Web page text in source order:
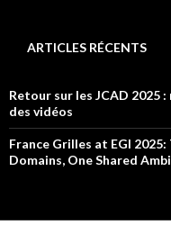
ARTICLES RÉCENTS
Retour sur les JCAD 2025
des vidéos
France Grilles at EGI
Domains, One Shared